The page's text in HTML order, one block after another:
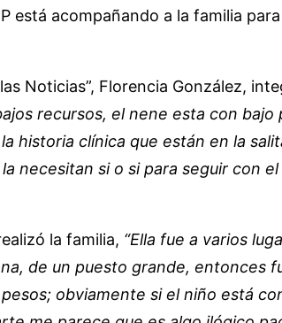
está acompañando a la familia
Noticias”, Florencia González,
recursos, el nene esta con
historia clínica que están en la
necesitan si o si para seguir con
la familia, “Ella fue a varios
de un puesto grande, entonces
obviamente si el niño está